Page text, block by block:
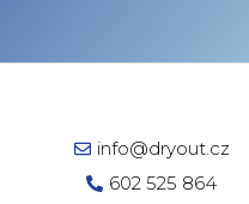
info@dryout.cz
602 525 864